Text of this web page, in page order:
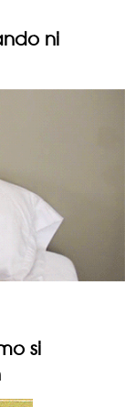
ni
si